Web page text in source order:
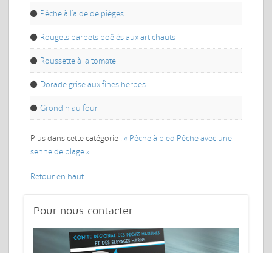
Pêche à l’aide de pièges
Rougets barbets poêlés aux artichauts
Roussette à la tomate
Dorade grise aux fines herbes
Grondin au four
Plus dans cette catégorie : « Pêche à pied Pêche avec une
senne de plage »
Retour en haut
Pour nous contacter